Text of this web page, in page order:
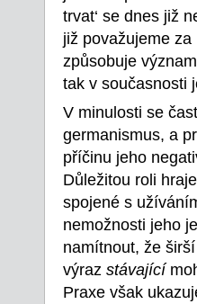
trvat‘ se dnes již
již považujeme
způsobuje
tak v současnosti
V minulosti se
germanismus, a
příčinu jeho
Důležitou roli
spojené s
nemožnosti jeho
namítnout, že
výraz stávající
Praxe však